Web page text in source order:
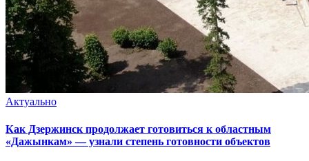
Актуально
Как Дзержинск продолжает готовиться к областным
«Дажынкам» — узнали степень готовности объектов